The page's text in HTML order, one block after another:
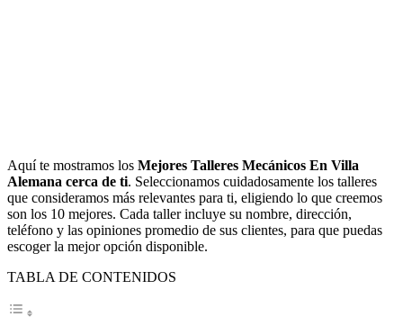
Aquí te mostramos los Mejores Talleres Mecánicos En Villa
Alemana cerca de ti. Seleccionamos cuidadosamente los talleres
que consideramos más relevantes para ti, eligiendo lo que creemos
son los 10 mejores. Cada taller incluye su nombre, dirección,
teléfono y las opiniones promedio de sus clientes, para que puedas
escoger la mejor opción disponible.
TABLA DE CONTENIDOS